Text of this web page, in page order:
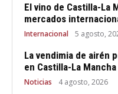
El vino de Castilla-La
mercados
Internacional 5 agosto,
La vendimia de airén
en Castilla-La Mancha
Noticias 4 agosto, 2026